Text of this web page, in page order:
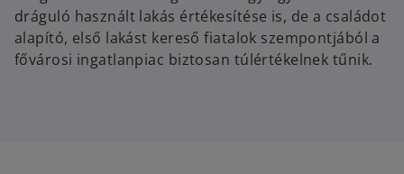
dráguló használt lakás értékesítése is, de a családot
alapító, első lakást kereső fiatalok szempontjából a
fővárosi ingatlanpiac biztosan túlértékelnek tűnik.